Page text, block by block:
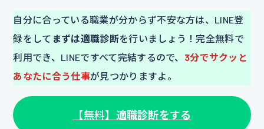
自分に合っている職業が分からず不安な方は、LINE登
録をして まずは適職診断を行いましょう！完全無料で
利用でき、LINEですべて完結するので、 3分でサクッと
あなたに合う仕事が見つかりますよ。
【無料】 適職診断をする